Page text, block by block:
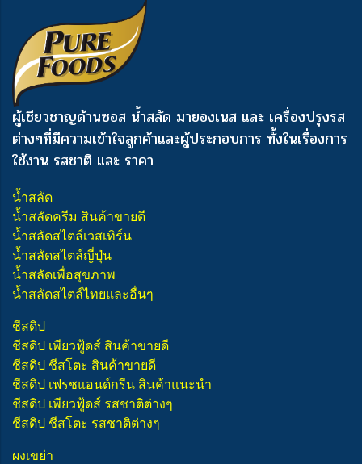
ผู้เชียวชาญด้านซอส น้ำสลัด มายองเนส และ เครื่องปรุงรส
ต่างๆที่มีความเข้าใจลูกค้าและผู้ประกอบการ ทั้งในเรื่องการ
ใช้งาน รสชาติ และ ราคา
น้ำสลัด
น้ำสลัดครีม สินค้าขายดี
น้ำสลัดสไตล์เวสเทิร์น
น้ำสลัดสไตล์ญี่ปุ่น
น้ำสลัดเพื่อสุขภาพ
น้ำสลัดสไตล์ไทยและอื่นๆ
ชีสดิป
ชีสดิป เพียวฟู้ดส์ สินค้าขายดี
ชีสดิป ชีสโตะ สินค้าขายดี
ชีสดิป เฟรชแอนด์กรีน สินค้าแนะนำ
ชีสดิป เพียวฟู้ดส์ รสชาติต่างๆ
ชีสดิป ชีสโตะ รสชาติต่างๆ
ผงเขย่า